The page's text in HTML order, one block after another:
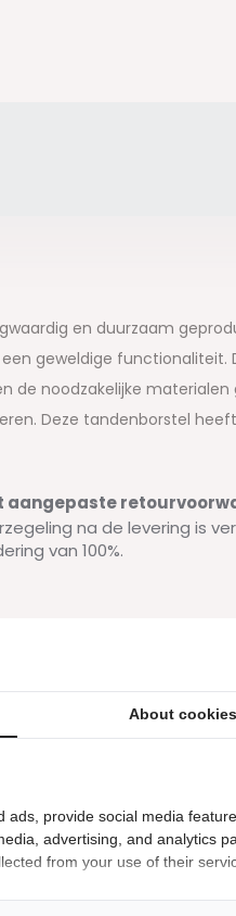
en duurzaam
geweldige
de noodzakelijke
Deze tandenborstel
aangepaste
na de levering is
van 100%.
About cookies
provide social media
advertising, and analytics
from your use of their